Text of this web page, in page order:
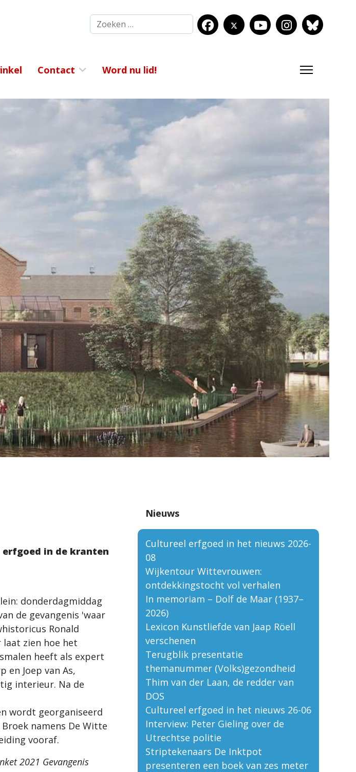
Zoeken
Contact Word nu lid!
in de kranten
donderdagmiddag
de gevangenis 'waar
Ronald
zien hoe het
heeft als expert
Joep van As,
interieur. Na de
wordt georganiseerd
namens De Witte
vooraf.
2021 Gevangenis
Nieuws
Cultureel erfgoed in het nieuws 2026-
08
Wijkentour Wittevrouwen:
ontdekkingstocht vol verhalen
In memoriam – Dolf de Maar (1937–
2026)
Lexicon Kunstliefde van Jaap Röell
verschenen
Terugblik presentatie
themanummer (Volks)gezondheid
Thim van der Laan, de redder van
DOS
Cultureel erfgoed in het nieuws 26-06
Interview: Peter Gieling over de
Utrechtse politie
Striptekenaars De Inktpot
presenteren een boek van zes meter